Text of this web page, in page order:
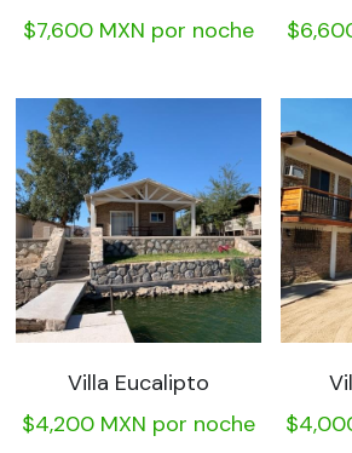
Más cosas qué hacer en
Whatsapp
$7,600 MXN por noche
Villa Eucalipto
$4,200 MXN por noche